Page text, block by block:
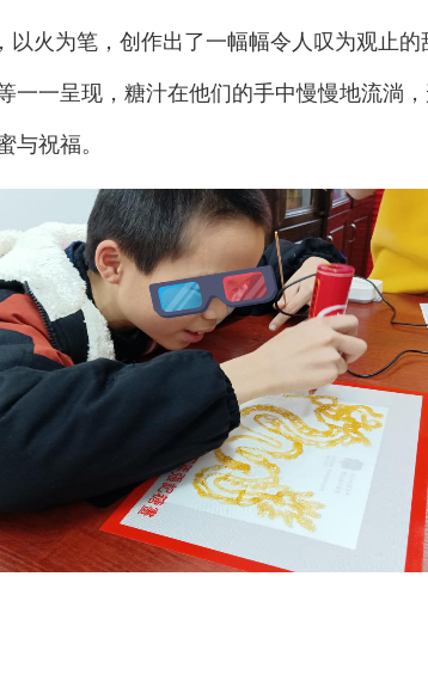
火为笔，创作出了一幅幅令人叹为观止
一一呈现，糖汁在他们的手中慢慢地流淌
与祝福。